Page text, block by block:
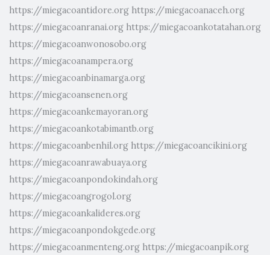
https://miegacoantidore.org https://miegacoanaceh.org
https://miegacoanranai.org https://miegacoankotatahan.org
https://miegacoanwonosobo.org
https://miegacoanampera.org
https://miegacoanbinamarga.org
https://miegacoansenen.org
https://miegacoankemayoran.org
https://miegacoankotabimantb.org
https://miegacoanbenhil.org https://miegacoancikini.org
https://miegacoanrawabuaya.org
https://miegacoanpondokindah.org
https://miegacoangrogol.org
https://miegacoankalideres.org
https://miegacoanpondokgede.org
https://miegacoanmenteng.org https://miegacoanpik.org